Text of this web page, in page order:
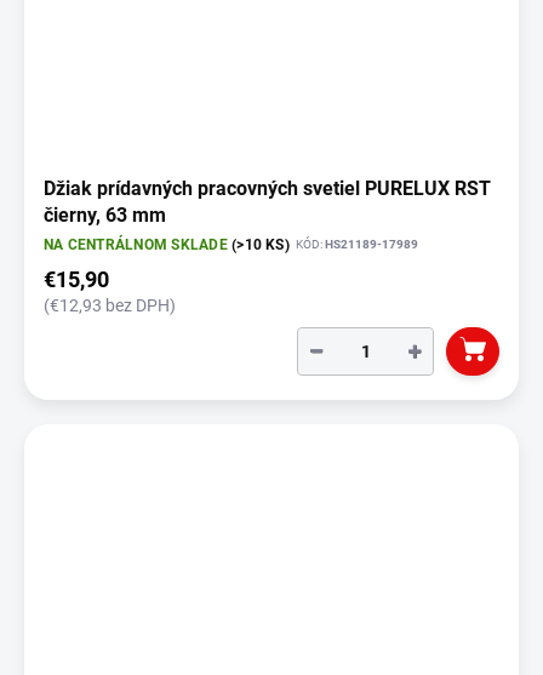
Džiak prídavných pracovných svetiel PURELUX RST
čierny, 63 mm
NA CENTRÁLNOM SKLADE(>10 KS) KÓD:HS21189-17989
€15,90
(€12,93 bez DPH)
+
−